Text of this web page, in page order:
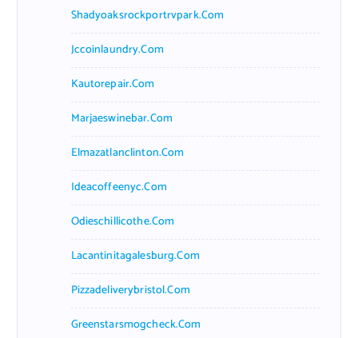
Shadyoaksrockportrvpark.com
Jccoinlaundry.com
Kautorepair.com
Marjaeswinebar.com
Elmazatlanclinton.com
Ideacoffeenyc.com
Odieschillicothe.com
Lacantinitagalesburg.com
Pizzadeliverybristol.com
Greenstarsmogcheck.com